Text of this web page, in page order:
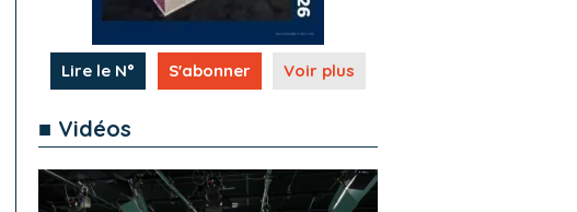
Lire le N° S'abonner Voir plus
■ Vidéos